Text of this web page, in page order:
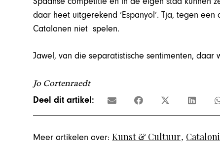
daar heet uitgerekend ‘Espanyol’. Tja, tegen
Catalanen niet spelen.
Jawel, van die separatistische sentimenten,
Jo Cortenraedt
Deel dit artikel:
Meer artikelen over: Kunst & Cultuur,